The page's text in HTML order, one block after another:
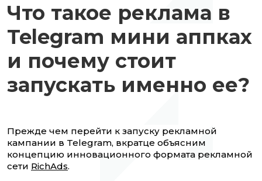
Что такое реклама в
Telegram мини аппках
и почему стоит
запускать именно ее?
Прежде чем перейти к запуску рекламной
кампании в Telegram, вкратце объясним
концепцию инновационного формата рекламной
сети RichAds.